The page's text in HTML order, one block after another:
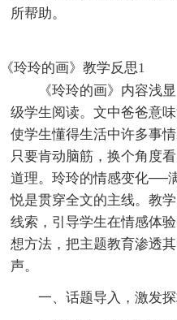
所帮助。
《玲玲的画》教学反思1
《玲玲的画》内容浅
级学生阅读。文中爸爸意
使学生懂得生活中许多事
只要肯动脑筋，换个角度
道理。玲玲的情感变化──
悦是贯穿全文的主线。教
线索，引导学生在情感体
想方法，把主题教育渗透
声。
一、话题导入，激发